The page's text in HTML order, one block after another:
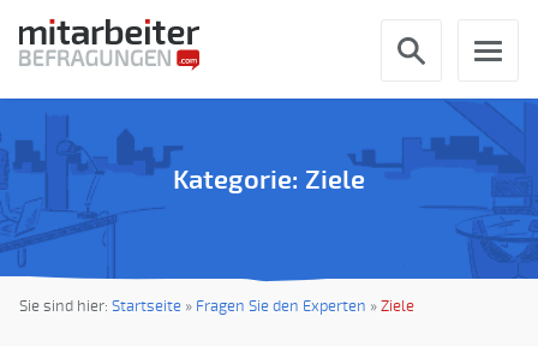
Kategorie: Ziele
Sie sind hier: Startseite » Fragen Sie den Experten »Ziele